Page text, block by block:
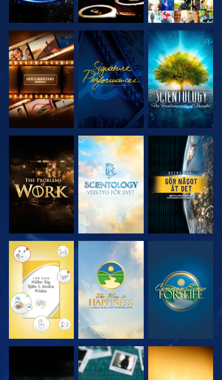
UTFORSKA
SERIEN
TITTA
UTFORSKA
SERIEN
UTFORSKA
SERIEN
UTFORSKA
SERIEN
TITTA
TITTA TITTA TITTA
TITTA TITTA